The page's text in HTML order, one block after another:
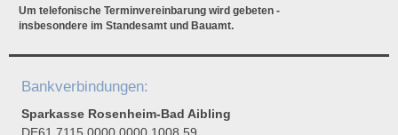
Um telefonische Terminvereinbarung wird gebeten -
insbesondere im Standesamt und Bauamt.
Bankverbindungen:
Sparkasse Rosenheim-Bad Aibling